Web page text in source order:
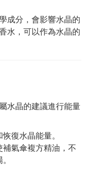
成分，會影響水晶的
水，可以作為水晶的
水晶的建議進行能量
復水晶能量。
補氣傘複方精油，不